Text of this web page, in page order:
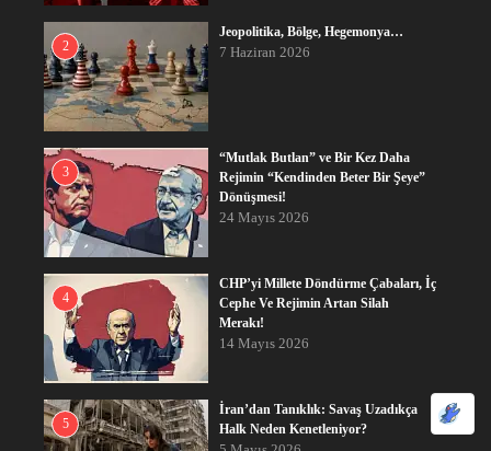
2
Jeopolitika, Bölge, Hegemonya…
7 Haziran 2026
3
“Mutlak Butlan” ve Bir Kez Daha
Rejimin “Kendinden Beter Bir Şeye”
Dönüşmesi!
24 Mayıs 2026
4
CHP’yi Millete Döndürme Çabaları, İç
Cephe Ve Rejimin Artan Silah
Merakı!
14 Mayıs 2026
5
İran’dan Tanıklık: Savaş Uzadıkça
Halk Neden Kenetleniyor?